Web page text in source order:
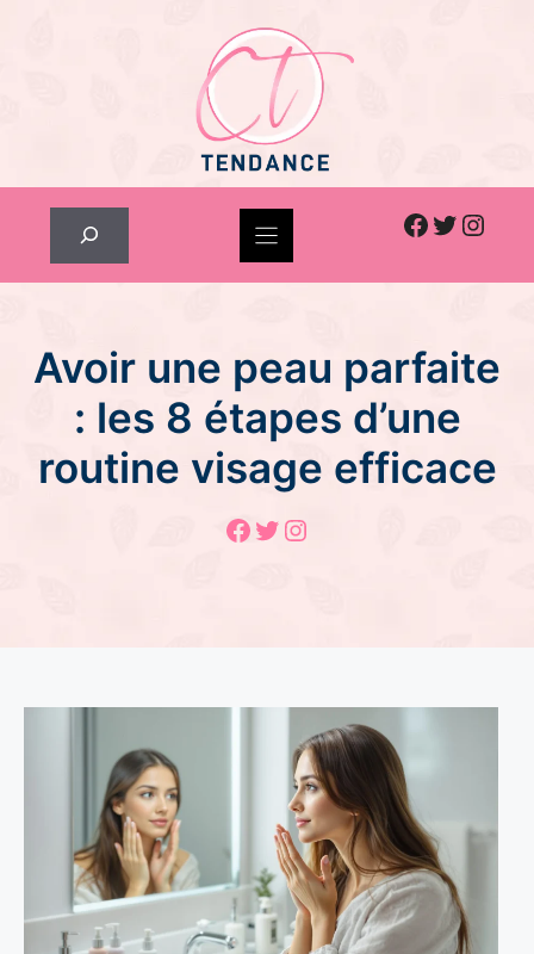
Facebook
Twitter
Avoir une peau parfaite
: les 8 étapes d’une
routine visage efficace
Facebook
Twitter
Instagram